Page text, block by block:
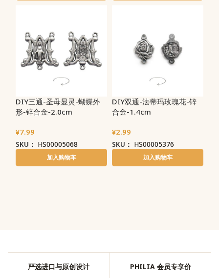
DIY三通-圣母显灵-蝴蝶外
形-锌合金-2.0cm
¥7.99
SKU： HS00005068
加入购物车
DIY双通-法蒂玛玫瑰花-锌
合金-1.4cm
¥2.99
SKU： HS00005376
加入购物车
严选进口与原创设计 PHILIA 会员专享价